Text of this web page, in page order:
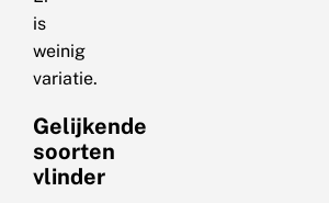
is
weinig
variatie.
Gelijkende
soorten
vlinder